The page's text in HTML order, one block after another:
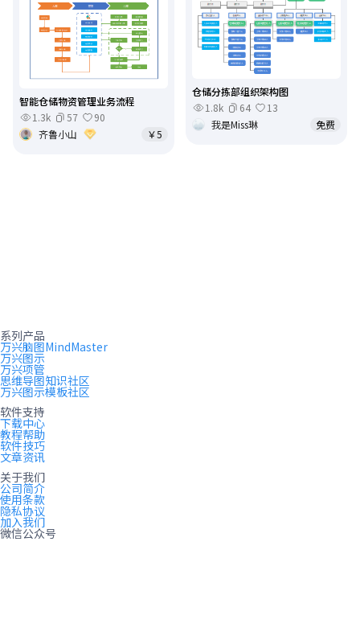
仓储分拣部组织架构图
1.8k
64
13
我是Miss琳
免费
智能仓储物资管理业务流程
1.3k
57
90
齐鲁小山
￥5
系列产品
万兴脑图MindMaster
万兴图示
万兴项管
思维导图知识社区
万兴图示模板社区
软件支持
下载中心
教程帮助
软件技巧
文章资讯
关于我们
公司简介
使用条款
隐私协议
加入我们
微信公众号